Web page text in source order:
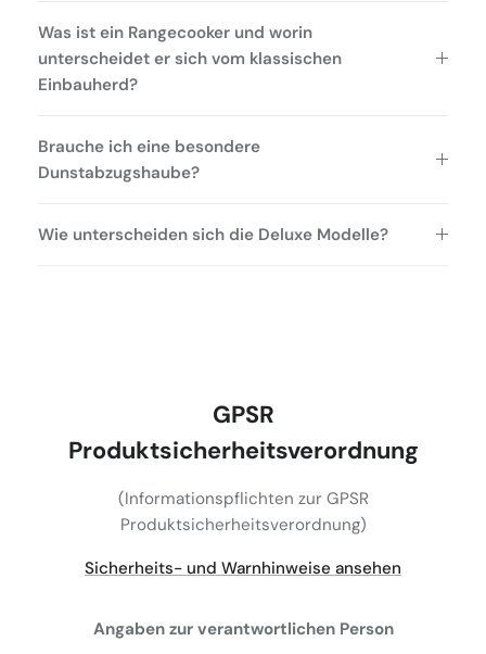
Was ist ein Rangecooker und worin
unterscheidet er sich vom klassischen
Einbauherd?
Brauche ich eine besondere
Dunstabzugshaube?
Wie unterscheiden sich die Deluxe Modelle?
GPSR
Produktsicherheitsverordnung
(Informationspflichten zur GPSR
Produktsicherheitsverordnung)
Sicherheits- und Warnhinweise ansehen
Angaben zur verantwortlichen Person